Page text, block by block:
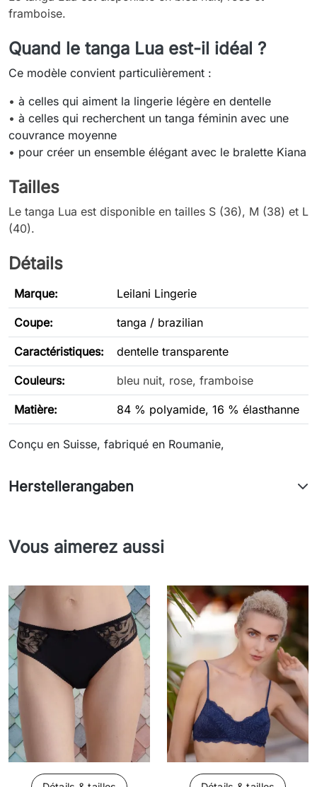
framboise.
Quand le tanga Lua est-il idéal ?
Ce modèle convient particulièrement :
• à celles qui aiment la lingerie légère en dentelle
• à celles qui recherchent un tanga féminin avec une
couvrance moyenne
• pour créer un ensemble élégant avec le bralette Kiana
Tailles
Le tanga Lua est disponible en tailles S (36), M (38) et L
(40).
Détails
Marque: Leilani Lingerie
Coupe: tanga / brazilian
Caractéristiques: dentelle transparente
Couleurs: bleu nuit, rose, framboise
Matière: 84 % polyamide, 16 % élasthanne
Conçu en Suisse, fabriqué en Roumanie,
Herstellerangaben
Vous aimerez aussi